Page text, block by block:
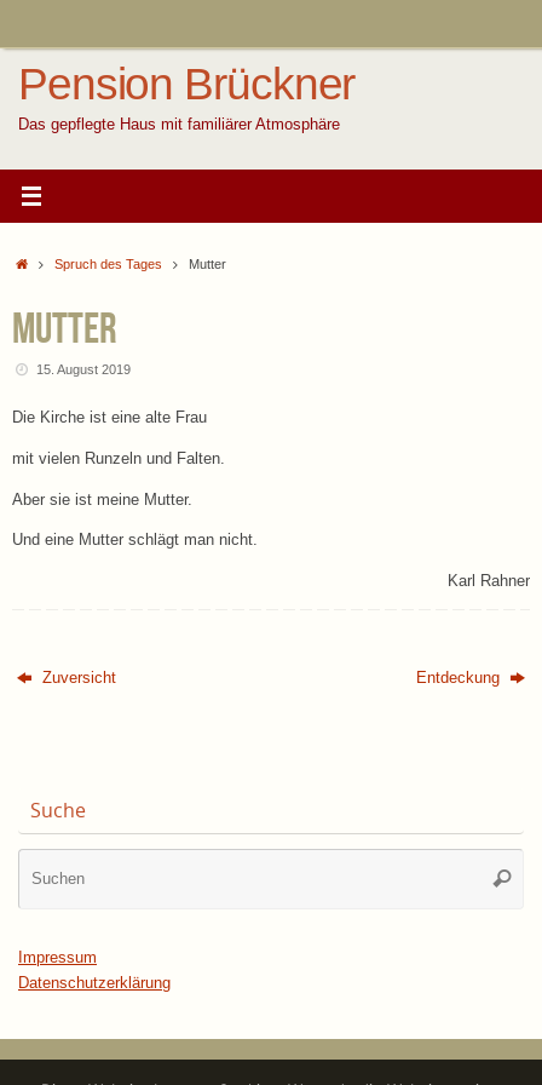
Pension Brückner
Das gepflegte Haus mit familiärer Atmosphäre
StartSpruch des Tages Mutter
Mutter
15. August 2019
Die Kirche ist eine alte Frau
mit vielen Runzeln und Falten.
Aber sie ist meine Mutter.
Und eine Mutter schlägt man nicht.
Karl Rahner
Zuversicht Entdeckung
Suche
Impressum
Datenschutzerklärung